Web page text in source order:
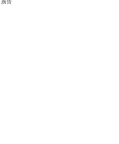
廣告